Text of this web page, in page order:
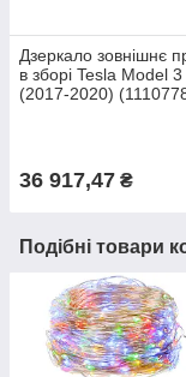
Дзеркало зовнішнє
в зборі Tesla Model 3
(2017-2020)
36 917,47 ₴
Подібні товари